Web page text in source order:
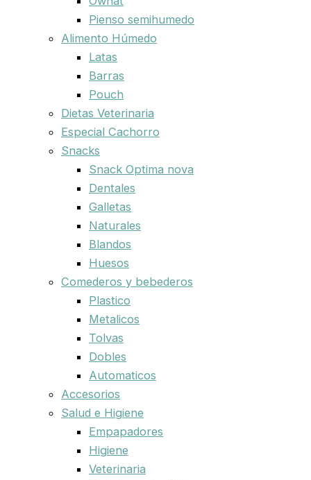
Pienso semihumedo
Alimento Húmedo
Latas
Barras
Pouch
Dietas Veterinaria
Especial Cachorro
Snacks
Snack Optima nova
Dentales
Galletas
Naturales
Blandos
Huesos
Comederos y bebederos
Plastico
Metalicos
Tolvas
Dobles
Automaticos
Accesorios
Salud e Higiene
Empapadores
Higiene
Veterinaria